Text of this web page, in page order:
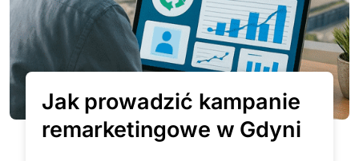
Jak prowadzić kampanie
remarketingowe w Gdyni